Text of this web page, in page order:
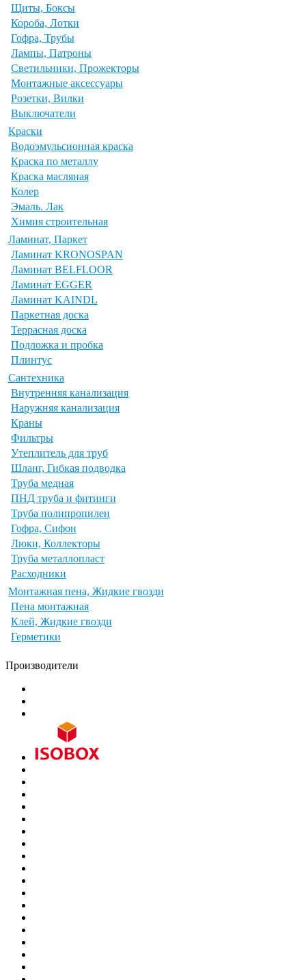
Щиты, Боксы
Короба, Лотки
Гофра, Трубы
Лампы, Патроны
Светильники, Прожекторы
Монтажные аксессуары
Розетки, Вилки
Выключатели
Краски
Водоэмульсионная краска
Краска по металлу
Краска масляная
Колер
Эмаль. Лак
Химия строительная
Ламинат, Паркет
Ламинат KRONOSPAN
Ламинат BELFLOOR
Ламинат EGGER
Ламинат KAINDL
Паркетная доска
Террасная доска
Подложка и пробка
Плинтус
Сантехника
Внутренняя канализация
Наружняя канализация
Краны
Фильтры
Утеплитель для труб
Шланг, Гибкая подводка
Труба медная
ПНД труба и фитинги
Труба полипропилен
Гофра, Сифон
Люки, Коллекторы
Труба металлопласт
Расходники
Монтажная пена, Жидкие гвозди
Пена монтажная
Клей, Жидкие гвозди
Герметики
Производители